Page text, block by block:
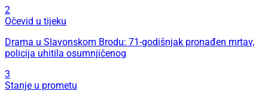
2
Očevid u tijeku
Drama u Slavonskom Brodu: 71-godišnjak pronađen mrtav,
policija uhitila osumnjičenog
3
Stanje u prometu